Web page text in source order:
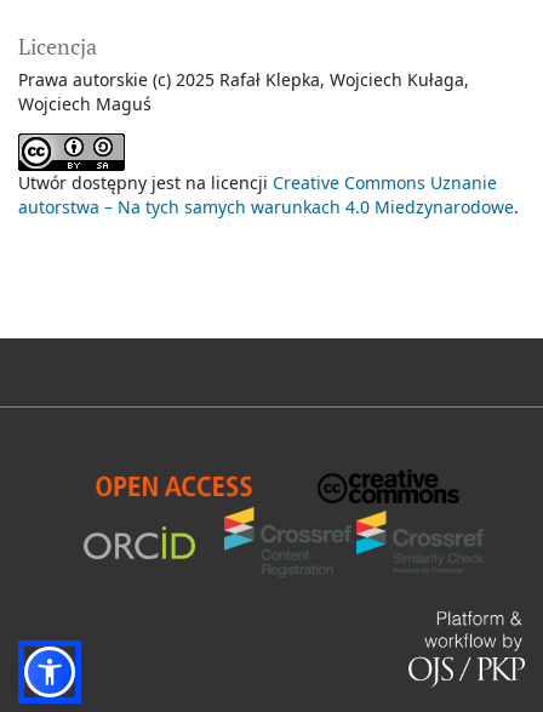
Licencja
Prawa autorskie (c) 2025 Rafał Klepka, Wojciech Kułaga,
Wojciech Maguś
Utwór dostępny jest na licencji Creative Commons Uznanie
autorstwa – Na tych samych warunkach 4.0 Miedzynarodowe.